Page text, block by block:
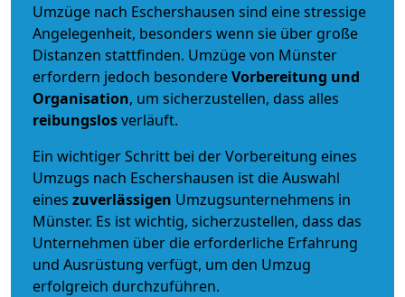
Umzüge nach Eschershausen sind eine stressige
Angelegenheit, besonders wenn sie über große
Distanzen stattfinden. Umzüge von Münster
erfordern jedoch besondereVorbereitung und
Organisation, um sicherzustellen, dass alles
reibungslosverläuft.
Ein wichtiger Schritt bei der Vorbereitung eines
Umzugs nach Eschershausen ist die Auswahl
eines zuverlässigen Umzugsunternehmens in
Münster. Es ist wichtig, sicherzustellen, dass das
Unternehmen über die erforderliche Erfahrung
und Ausrüstung verfügt, um den Umzug
erfolgreich durchzuführen.